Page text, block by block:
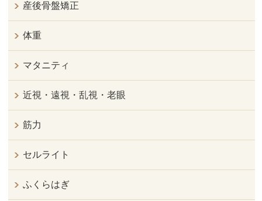
産後骨盤矯正
体重
マタニティ
近視・遠視・乱視・老眼
筋力
セルライト
ふくらはぎ